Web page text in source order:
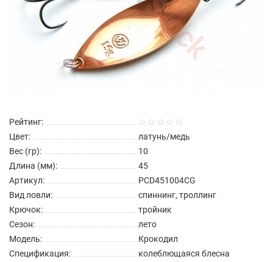
Рейтинг:
Цвет:
латунь/медь
Вес (гр):
10
Длина (мм):
45
Артикул:
PCD451004CG
Вид ловли:
спиннинг, троллинг
Крючок:
тройник
Сезон:
лето
Модель:
Крокодил
Спецификация:
колеблющаяся блесна